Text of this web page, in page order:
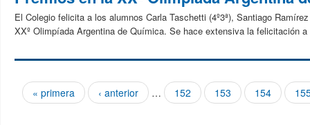
El Colegio felicita a los alumnos Carla Taschetti (4º3ª), Santiago
XXº Olimpíada Argentina de Química. Se hace extensiva la felicitación
Páginas
« primera ‹ anterior … 152 153 154